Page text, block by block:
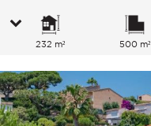
232 m² 500 m²